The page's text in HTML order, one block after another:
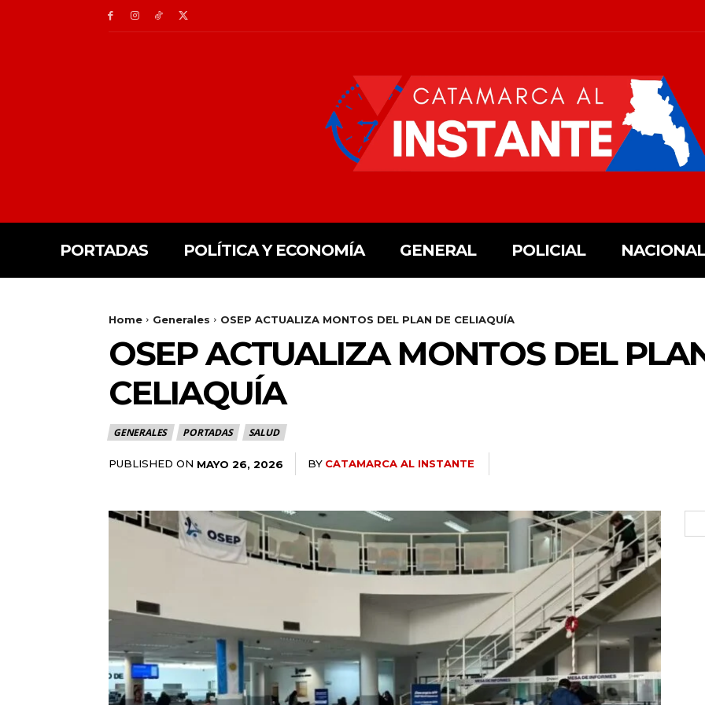
PORTADAS POLÍTICA Y ECONOMÍA GENERAL POLICIAL
Home Generales OSEP ACTUALIZA MONTOS DEL PLAN DE CELIAQUÍA
OSEP ACTUALIZA MONTOS DEL
CELIAQUÍA
GENERALES PORTADAS SALUD
PUBLISHED ON MAYO 26, 2026 BY CATAMARCA AL INSTANTE